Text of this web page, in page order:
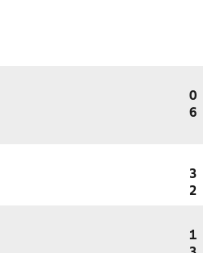
0
6
3
2
1